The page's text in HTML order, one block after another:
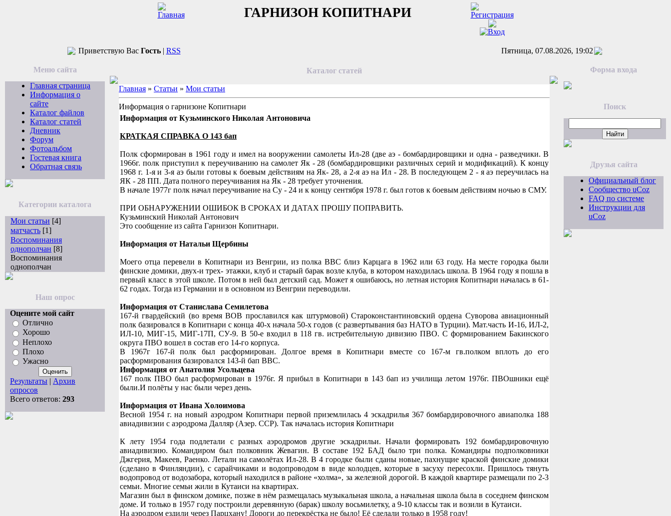
ГАРНИЗОН КОПИТНАРИ
Приветствую Вас Гость| RSS Пятница, 07.08.2026, 19:02
Меню сайта
Главная страница
Информация о
сайте
Каталог файлов
Каталог статей
Дневник
Форум
Фотоальбом
Гостевая книга
Обратная связь
Категории каталога
Мои статьи [4]
матчасть [1]
Воспоминания
однополчан [8]
Воспоминания
однополчан
Наш опрос
Оцените мой сайт
Отлично
Хорошо
Неплохо
Плохо
Ужасно
Результаты | Архив
опросов
Всего ответов: 293
Каталог статей
Главная » Статьи » Мои статьи
Информация о гарнизоне Копитнари
Информация от Кузьминского Николая Антоновича
КРАТКАЯ СПРАВКА О 143 бап
Полк сформирован в 1961 году и имел на вооружении самолеты Ил-28 (две аэ - бомбардировщики и одна - разведчики. В
1966г. полк приступил к переучиванию на самолет Як - 28 (бомбардировщики различных серий и модификаций). К концу
1968 г. 1-я и 3-я аэ были готовы к боевым действиям на Як- 28, а 2-я аэ на Ил - 28. В последующем 2 - я аэ переучилась на
ЯК - 28 ПП. Дата полного переучивания на Як - 28 требует уточнения.
В начале 1977г полк начал переучивание на Су - 24 и к концу сентября 1978 г. был готов к боевым действиям ночью в СМУ.
ПРИ ОБНАРУЖЕНИИ ОШИБОК В СРОКАХ И ДАТАХ ПРОШУ ПОПРАВИТЬ.
Кузьминский Николай Антонович
Это сообщение из сайта Гарнизон Копитнари.
Информация от Натальи Щербины
Моего отца перевели в Копитнари из Венгрии, из полка ВВС близ Карцага в 1962 или 63 году. На месте городка были
финские домики, двух-и трех- этажки, клуб и старый барак возле клуба, в котором находилась школа. В 1964 году я пошла в
первый класс в этой школе. Потом в ней был детский сад. Может я ошибаюсь, но летная история Копитнари началась в 61-
62 годах. Тогда из Германии и в основном из Венгрии переводили.
Информация от Станислава Семилетова
167-й гвардейский (во время ВОВ прославился как штурмовой) Староконстантиновский ордена Суворова авиационный
полк базировался в Копитнари с конца 40-х начала 50-х годов (с развертывания баз НАТО в Турции). Мат.часть И-16, ИЛ-2,
ИЛ-10, МИГ-15, МИГ-17П, СУ-9. В 50-е входил в 118 гв. истребительную дивизию ПВО. С формированием Бакинского
округа ПВО вошел в состав его 14-го корпуса.
В 1967г 167-й полк был расформирован. Долгое время в Копитнари вместе со 167-м гв.полком вплоть до его
расформирования базировался 143-й бап ВВС.
Информация от Анатолия Усольцева
167 полк ПВО был расформирован в 1976г. Я прибыл в Копитнари в 143 бап из училища летом 1976г. ПВОшники ещё
были.И полёты у нас были через день.
Информация от Ивана Холоимова
Весной 1954 г. на новый аэродром Копитнари первой приземлилась 4 эскадрилья 367 бомбардировочного авиаполка 188
авиадивизии с аэродрома Далляр (Азер. ССР). Так началась история Копитнари
К лету 1954 года подлетали с разных аэродромов другие эскадрильи. Начали формировать 192 бомбардировочную
авиадивизию. Командиром был полковник Жевагин. В составе 192 БАД было три полка. Командиры подполковники
Джгерия, Макеев, Раенко. Летали на самолётах Ил-28. В 4 городке были сданы новые, пахнущие краской финские домики
(сделано в Финляндии), с сарайчиками и водопроводом в виде колодцев, которые в засуху пересохли. Пришлось тянуть
водопровод от водозабора, который находился в районе «холма», за железной дорогой. В каждой квартире размещали по 2-3
семьи. Многие семьи жили в Кутаиси на квартирах.
Магазин был в финском домике, позже в нём размещалась музыкальная школа, а начальная школа была в соседнем финском
доме. И только в 1957 году построили деревянную (барак) школу восьмилетку, а 9-10 классы так и возили в Кутаиси.
На аэродром ездили через Парцхану! Дороги до перекрёстка не было! Её сделали только в 1958 году!
Форма входа
Поиск
Друзья сайта
Официальный блог
Сообщество uCoz
FAQ по системе
Инструкции для
uCoz